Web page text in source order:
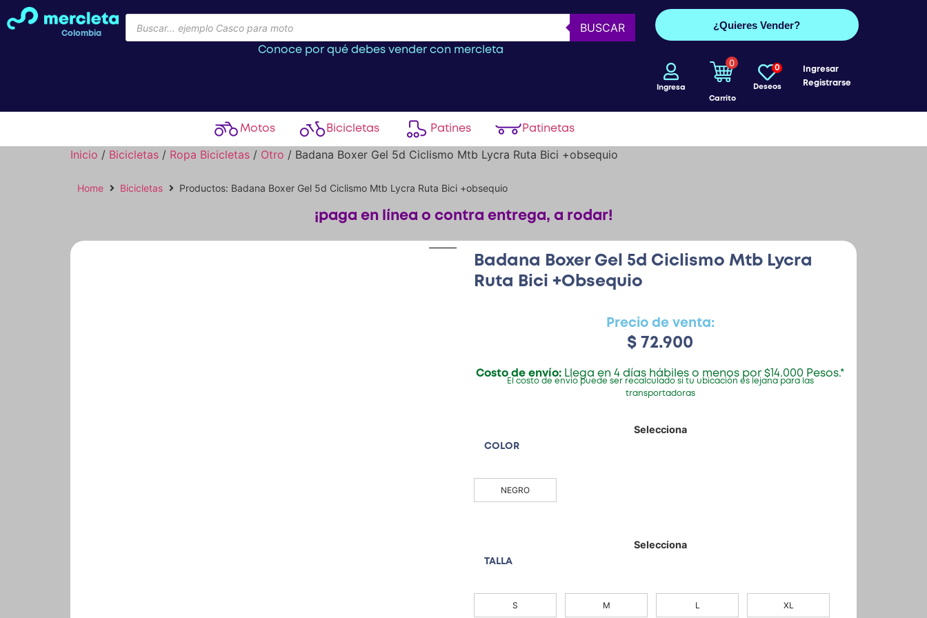
Colombia BUSCAR
Conoce por qué debes vender con mercleta
¿Quieres Vender?
Ingresa
0
Carrito
Deseos
0
Ingresar
Registrarse
Motos Bicicletas Patines Patinetas
Inicio / Bicicletas / Ropa Bicicletas / Otro / Badana Boxer Gel 5d Ciclismo Mtb Lycra Ruta Bici +obsequio
Home Bicicletas Productos: Badana Boxer Gel 5d Ciclismo Mtb Lycra Ruta Bici +obsequio
¡paga en línea o contra entrega, a rodar!
Badana Boxer Gel 5d Ciclismo Mtb Lycra
Ruta Bici +obsequio
Precio de venta:
$ 72.900
Costo de envío: Llega en 4 días hábiles o menos por $14.000 Pesos.*
El costo de envío puede ser recalculado si tu ubicación es lejana para las
transportadoras
COLOR
NEGRO
TALLA
S M L XL